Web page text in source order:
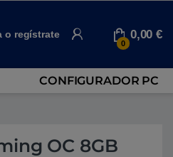
o regístrate
0
0,00€
CONFIGURADOR PC
OC 8GB